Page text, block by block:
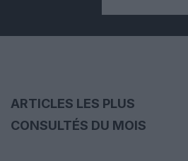
ARTICLES LES PLUS
CONSULTÉS DU MOIS